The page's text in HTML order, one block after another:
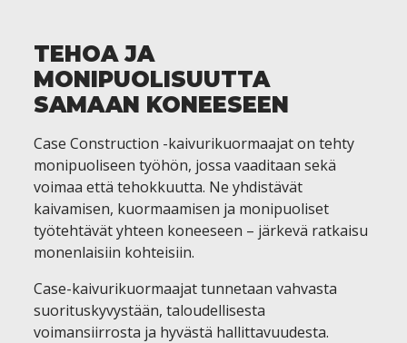
TEHOA JA
MONIPUOLISUUTTA
SAMAAN KONEESEEN
Case Construction -kaivurikuormaajat on tehty
monipuoliseen työhön, jossa vaaditaan sekä
voimaa että tehokkuutta. Ne yhdistävät
kaivamisen, kuormaamisen ja monipuoliset
työtehtävät yhteen koneeseen – järkevä ratkaisu
monenlaisiin kohteisiin.
Case-kaivurikuormaajat tunnetaan vahvasta
suorituskyvystään, taloudellisesta
voimansiirrosta ja hyvästä hallittavuudesta.